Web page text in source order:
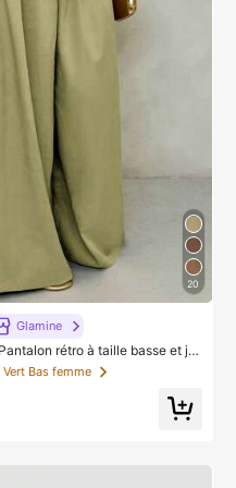
20
Glamine
rétro à taille basse et ja
long casual pour femmes avec
Vert Bas femme